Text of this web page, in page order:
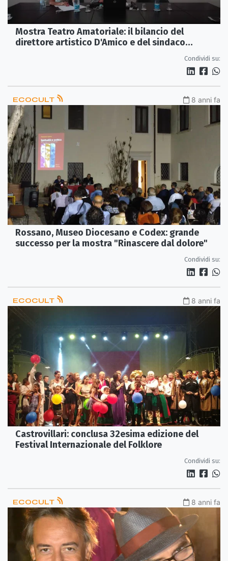
Mostra Teatro Amatoriale: il bilancio del
direttore artistico D'Amico e del sindaco
Condividi su:
ECOCULT 8 anni fa
Rossano, Museo Diocesano e Codex: grande
successo per la mostra "Rinascere dal dolore"
Condividi su:
ECOCULT 8 anni fa
Castrovillari: conclusa 32esima edizione del
Festival Internazionale del Folklore
Condividi su:
ECOCULT 8 anni fa